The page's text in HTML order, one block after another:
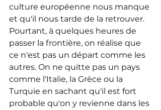
culture européenne nous manque
et qu'il nous tarde de la retrouver.
Pourtant, à quelques heures de
passer la frontière, on réalise que
ce n'est pas un départ comme les
autres. On ne quitte pas un pays
comme l'Italie, la Grèce ou la
Turquie en sachant qu'il est fort
probable qu'on y revienne dans les